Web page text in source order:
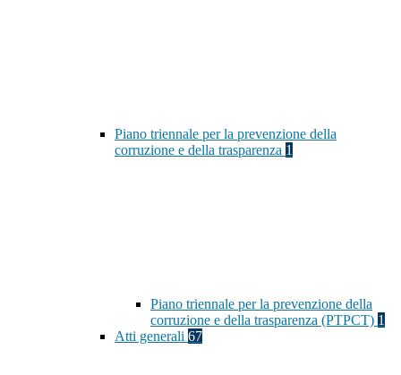
Piano triennale per la prevenzione della
corruzione e della trasparenza 1
Piano triennale per la prevenzione della
corruzione e della trasparenza (PTPCT) 1
Atti generali 67